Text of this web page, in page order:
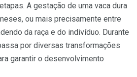
A gestação de uma vaca dura
ou mais precisamente entre
da raça e do indivíduo. Durante
por diversas transformações
garantir o desenvolvimento